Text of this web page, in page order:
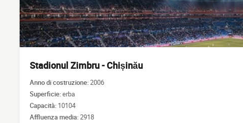
Stadionul Zimbru - Chișinău
Anno di costruzione:2006
Superficie:erba
Capacità: 10104
Affluenza media:2918